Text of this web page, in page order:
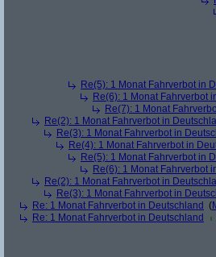
Re(5): 1 Monat Fahrverbot in
Re(6): 1 Monat Fahrverbot
Re(7): 1 Monat
Re(2): 1 Monat Fahrverbot in
Re(3): 1 Monat Fahrverbot in
Re(4): 1 Monat Fahrverbot in
Re(5): 1 Monat Fahrverbot in
Re(6): 1 Monat Fahrverbot
Re(2): 1 Monat Fahrverbot in
Re(3): 1 Monat Fahrverbot in
Re: 1 Monat Fahrverbot in Deutschland (
Re: 1 Monat Fahrverbot in Deutschland